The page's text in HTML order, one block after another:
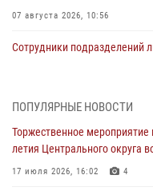
07 августа 2026, 10:56
Сотрудники подразделений
06 августа 2026, 07:50
В Костромской области
с Росгвардией»
05 августа 2026, 12:04
ПОПУЛЯРНЫЕ НОВОСТИ
Торжественное
летия Центрального округа
17 июля 2026, 16:02 4